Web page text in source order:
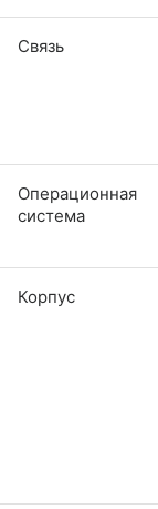
Связь
Операционная
система
Корпус